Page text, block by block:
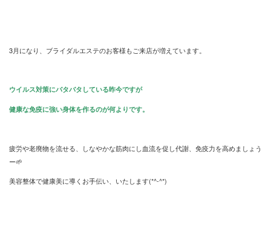
3月になり、ブライダルエステのお客様もご来店が増えています。
ウイルス対策にバタバタしている昨今ですが
健康な免疫に強い身体を作るのが何よりです。
疲労や老廃物を流せる、しなやかな筋肉にし血流を促し代謝、免疫力を高めましょう
ー🌱
美容整体で健康美に導くお手伝い、いたします(*^-^*)